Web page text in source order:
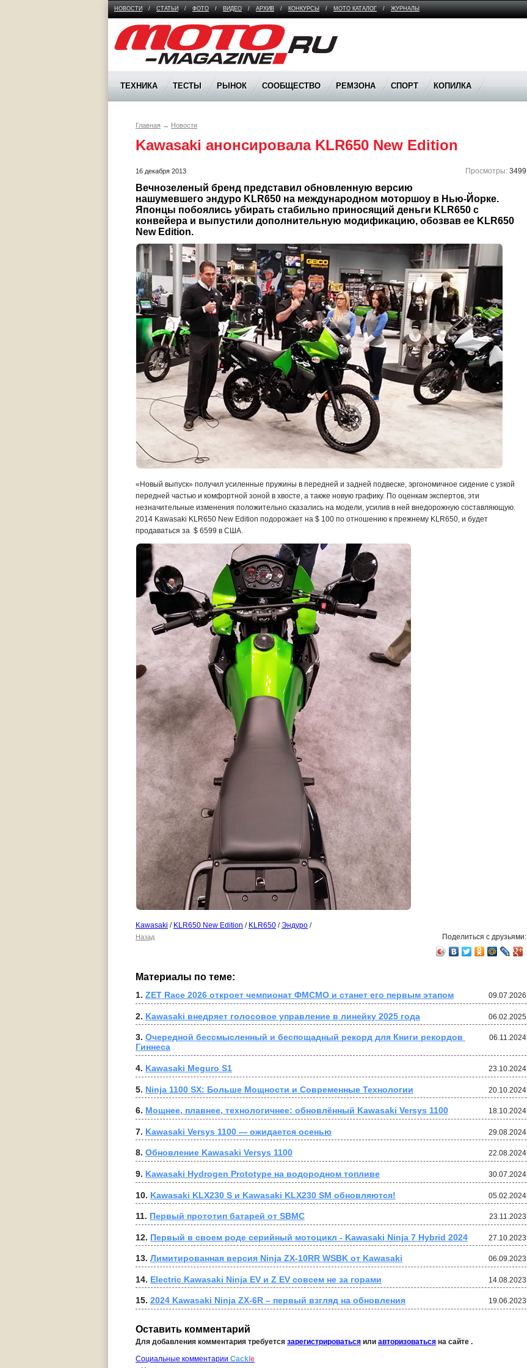
НОВОСТИ / СТАТЬИ / ФОТО / ВИДЕО / АРХИВ / КОНКУРСЫ / МОТО КАТАЛОГ / ЖУРНАЛЫ
Moto Magazine
ТЕХНИКА ТЕСТЫ РЫНОК СООБЩЕСТВО РЕМЗОНА СПОРТ КОПИЛКА
Главная → Новости
Kawasaki анонсировала KLR650 New Edition
Просмотры: 3499
16 декабря 2013
Вечнозеленый бренд представил обновленную версию
нашумевшего эндуро KLR650 на международном моторшоу в Нью-Йорке.
Японцы побоялись убирать стабильно приносящий деньги KLR650 с
конвейера и выпустили дополнительную модификацию, обозвав ее KLR650
New Edition.
«Новый выпуск» получил усиленные пружины в передней и задней подвеске, эргономичное сидение с узкой
передней частью и комфортной зоной в хвосте, а также новую графику. По оценкам экспертов, эти
незначительные изменения положительно сказались на модели, усилив в ней внедорожную составляющую.
2014 Kawasaki KLR650 New Edition подорожает на $ 100 по отношению к прежнему KLR650, и будет
продаваться за $ 6599 в США.
Kawasaki / KLR650 New Edition / KLR650 /Эндуро /
Назад Поделиться с друзьями:
Материалы по теме:
09.07.2026
1. ZET Race 2026 откроет чемпионат ФМСМО и станет его первым этапом
06.02.2025
2. Kawasaki внедряет голосовое управление в линейку 2025 года
06.11.2024
3. Очередной бессмысленный и беспощадный рекорд для Книги рекордов
Гиннеса
23.10.2024
4. Kawasaki Meguro S1
20.10.2024
5. Ninja 1100 SX: Больше Мощности и Современные Технологии
18.10.2024
6. Мощнее, плавнее, технологичнее: обновлённый Kawasaki Versys 1100
29.08.2024
7. Kawasaki Versys 1100 — ожидается осенью
22.08.2024
8. Обновление Kawasaki Versys 1100
30.07.2024
9. Kawasaki Hydrogen Prototype на водородном топливе
05.02.2024
10. Kawasaki KLX230 S и Kawasaki KLX230 SM обновляются!
23.11.2023
11. Первый прототип батарей от SBMC
27.10.2023
12. Первый в своем роде серийный мотоцикл - Kawasaki Ninja 7 Hybrid 2024
06.09.2023
13. Лимитированная версия Ninja ZX-10RR WSBK от Kawasaki
14.08.2023
14. Electric Kawasaki Ninja EV и Z EV совсем не за горами
19.06.2023
15. 2024 Kawasaki Ninja ZX-6R – первый взгляд на обновления
Оставить комментарий
Для добавления комментария требуется зарегистрироваться или авторизоваться на сайте .
Социальные комментарии Cackl e